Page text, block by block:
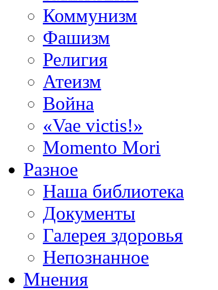
Коммунизм
Фашизм
Религия
Атеизм
Война
«Vae victis!»
Momento Mori
Разное
Наша библиотека
Документы
Галерея здоровья
Непознанное
Мнения